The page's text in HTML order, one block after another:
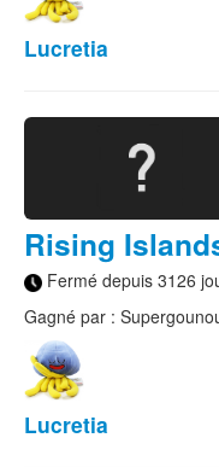
Lucretia
Rising
Fermé depuis 3126
Gagné par :
Lucretia